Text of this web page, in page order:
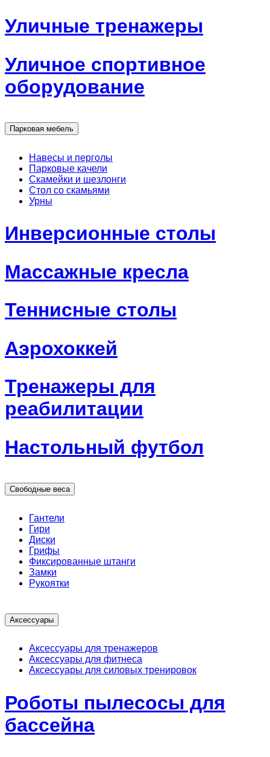
Уличные тренажеры
Уличное спортивное
оборудование
Парковая мебель
Навесы и перголы
Парковые качели
Скамейки и шезлонги
Стол со скамьями
Урны
Инверсионные столы
Массажные кресла
Теннисные столы
Аэрохоккей
Тренажеры для
реабилитации
Настольный футбол
Свободные веса
Гантели
Гири
Диски
Грифы
Фиксированные штанги
Замки
Рукоятки
Аксессуары
Аксессуары для тренажеров
Аксессуары для фитнеса
Аксессуары для силовых тренировок
Роботы пылесосы для
бассейна